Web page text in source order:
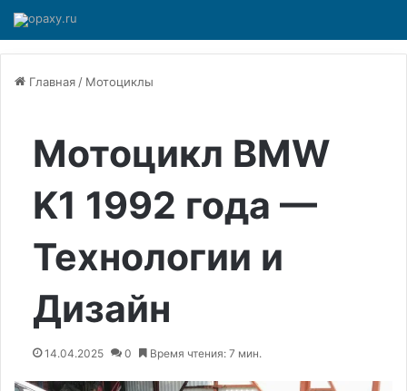
Главная / Мотоциклы
Мотоцикл BMW
K1 1992 года —
Технологии и
Дизайн
14.04.2025 0 Время чтения: 7 мин.